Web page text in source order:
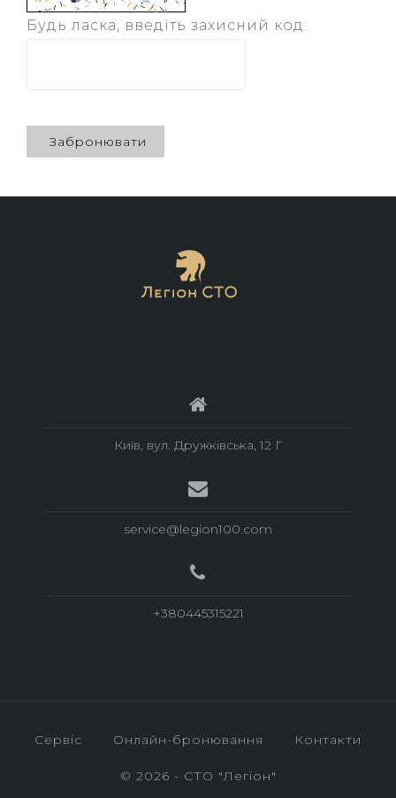
Будь ласка, введіть захисний код:
Київ, вул. Дружкiвська, 12 Г
service@legion100.com
+380445315221
Сервic Онлайн-бронювання Контакти
© 2026 - СТО "Легiон"